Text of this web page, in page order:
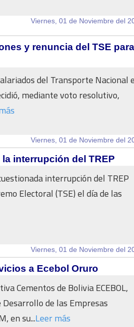
Viernes, 01 de Noviembre del
y renuncia del TSE para
del Transporte Nacional e
mediante voto resolutivo,
Viernes, 01 de Noviembre del
interrupción del TREP
interrupción del TREP
Electoral (TSE) el día de las
Viernes, 01 de Noviembre del
a Ecebol Oruro
Cementos de Bolivia ECEBOL,
de las Empresas
en su...Leer más